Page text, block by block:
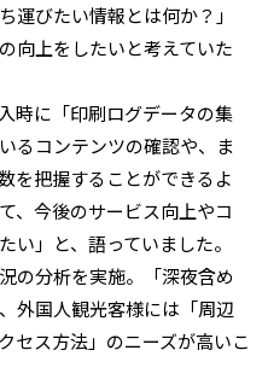
運びたい情報とは何か？」
向上をしたいと考えていた
時に「印刷ログデータの集
るコンテンツの確認や、ま
を把握することができるよ
、今後のサービス向上やコ
い」と、語っていました。
の分析を実施。「深夜含め
外国人観光客様には「周辺
セス方法」のニーズが高いこ